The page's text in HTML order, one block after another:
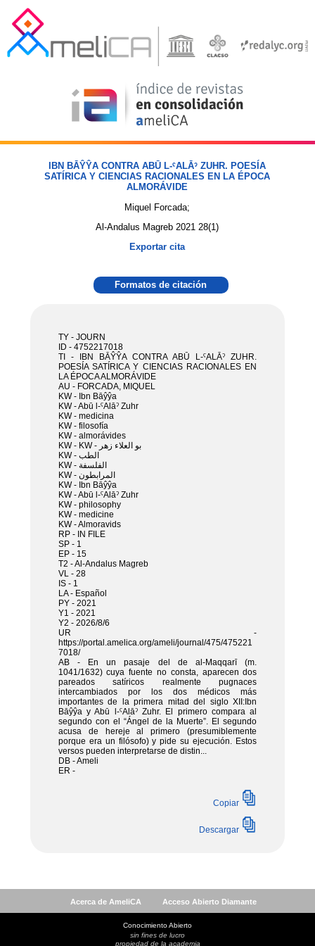
Acerca de AmeliCA Acceso Abierto Diamante
Conocimiento Abierto
sin fines de lucro
propiedad de la academia